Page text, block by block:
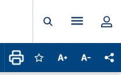
Ouvrir laMenu
Connectez-vous
Augmenter la